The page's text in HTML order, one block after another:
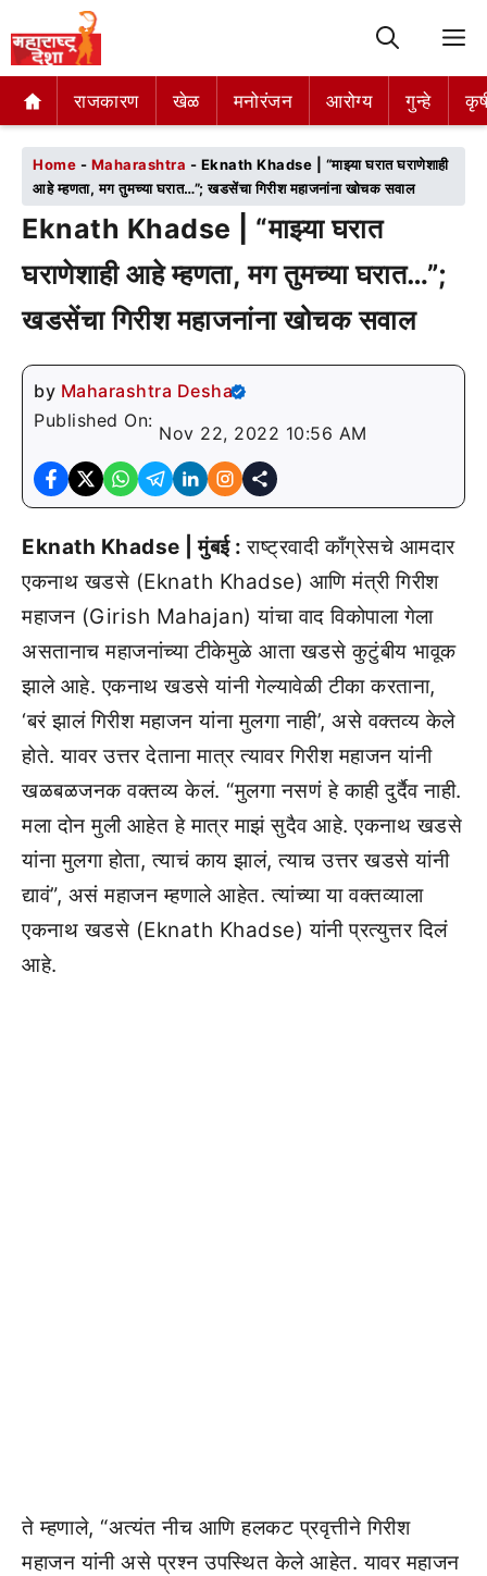
राजकारण खेळ मनोरंजन आरोग्य गुन्हे
राजकारण खेळ मनोरंजन आरोग्य गुन्हे
Home - Maharashtra - Eknath Khadse | “माझ्या घरात घराणेशाही
आहे म्हणता, मग तुमच्या घरात…”; खडसेंचा गिरीश महाजनांना खोचक सवाल
Eknath Khadse | “माझ्या घरात
घराणेशाही आहे म्हणता, मग तुमच्या घरात…”;
खडसेंचा गिरीश महाजनांना खोचक सवाल
by Maharashtra Desha
Published On:
Nov 22, 2022 10:56 AM
Eknath Khadse | मुंबई :राष्ट्रवादी काँग्रेसचे आमदार
एकनाथ खडसे (Eknath Khadse) आणि मंत्री गिरीश
महाजन (Girish Mahajan) यांचा वाद विकोपाला गेला
असतानाच महाजनांच्या टीकेमुळे आता खडसे कुटुंबीय भावूक
झाले आहे. एकनाथ खडसे यांनी गेल्यावेळी टीका करताना,
‘बरं झालं गिरीश महाजन यांना मुलगा नाही’, असे वक्तव्य केले
होते. यावर उत्तर देताना मात्र त्यावर गिरीश महाजन यांनी
खळबळजनक वक्तव्य केलं. “मुलगा नसणं हे काही दुर्दैव नाही.
मला दोन मुली आहेत हे मात्र माझं सुदैव आहे. एकनाथ खडसे
यांना मुलगा होता, त्याचं काय झालं, त्याच उत्तर खडसे यांनी
द्यावं”, असं महाजन म्हणाले आहेत. त्यांच्या या वक्तव्याला
एकनाथ खडसे (Eknath Khadse) यांनी प्रत्युत्तर दिलं
आहे.
ते म्हणाले, “अत्यंत नीच आणि हलकट प्रवृत्तीने गिरीश
महाजन यांनी असे प्रश्न उपस्थित केले आहेत. यावर महाजन